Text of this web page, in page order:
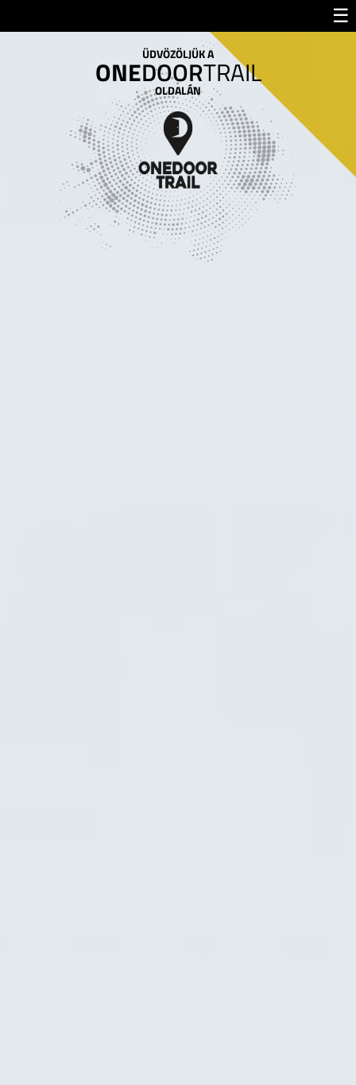
ÜDVÖZÖLJÜK A
ONEDOORTRAIL
OLDALÁN
☰